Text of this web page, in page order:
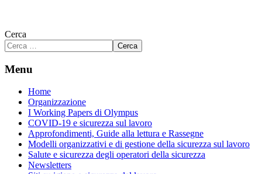
Cerca
Cerca
Menu
Home
Organizzazione
I Working Papers di Olympus
COVID-19 e sicurezza sul lavoro
Approfondimenti, Guide alla lettura e Rassegne
Modelli organizzativi e di gestione della sicurezza sul lavoro
Salute e sicurezza degli operatori della sicurezza
Newsletters